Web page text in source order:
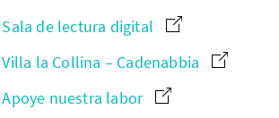
Sala de lectura digital
Villa la Collina – Cadenabbia
Apoye nuestra labor